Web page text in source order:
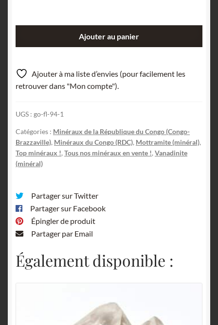
sur
Vanadinite,
M’Fouati,
Ajouter au panier
Ajouter à ma liste d’envies (pour facilement les
retrouver dans "Mon compte").
UGS : go-fl-94-1
Catégories : Minéraux de la République du Congo (Congo-
Brazzaville), Minéraux du Congo (RDC), Mottramite (minéral),
Top minéraux !, Tous nos minéraux en vente !, Vanadinite
(minéral)
Partager sur Twitter
Partager sur Facebook
Épingler de produit
Partager par Email
Également disponible :